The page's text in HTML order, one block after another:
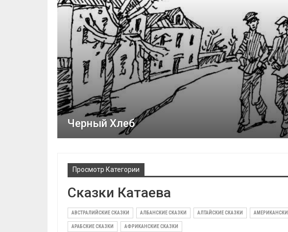
Черный Хлеб
Просмотр Категории
Сказки Катаева
АВСТРАЛИЙСКИЕ СКАЗКИ АЛБАНСКИЕ СКАЗКИ АЛТАЙСКИЕ СКАЗКИ
АРАБСКИЕ СКАЗКИ АФРИКАНСКИЕ СКАЗКИ